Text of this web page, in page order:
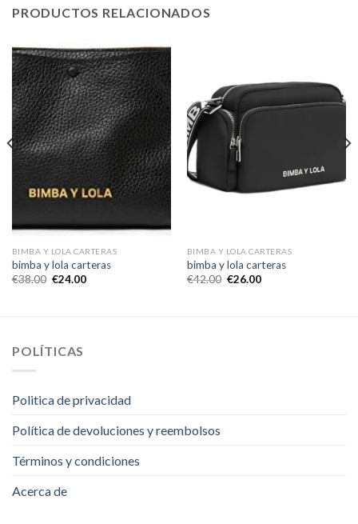
PRODUCTOS RELACIONADOS
BIMBA Y LOLA CARTERAS
bimba y lola carteras
€38.00 €24.00
BIMBA Y LOLA CARTERAS
bimba y lola carteras
€42.00 €26.00
POLÍTICAS
Politica de privacidad
Política de devoluciones y reembolsos
Términos y condiciones
Acerca de